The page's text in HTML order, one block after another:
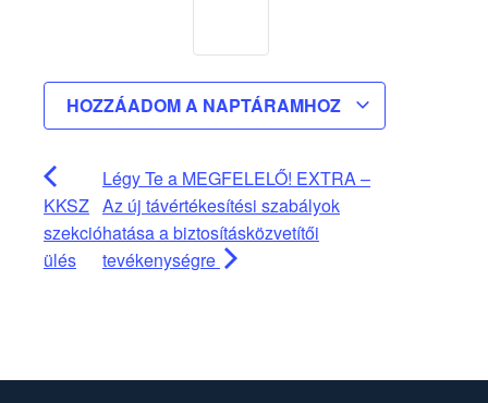
HOZZÁADOM A NAPTÁRAMHOZ
KKSZ
szekció
ülés
Légy Te a MEGFELELŐ! EXTRA –
Az új távértékesítési szabályok
hatása a biztosításközvetítői
tevékenységre